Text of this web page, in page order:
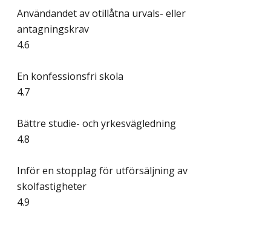
Användandet av otillåtna urvals- eller
antagningskrav
4.6
En konfessionsfri skola
4.7
Bättre studie- och yrkesvägledning
4.8
Inför en stopplag för utförsäljning av
skolfastigheter
4.9